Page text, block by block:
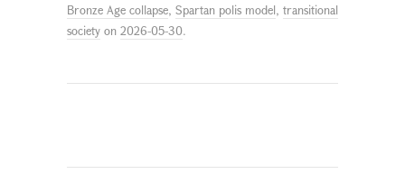
Bronze Age collapse, Spartan polis model, transitional
society on 2026-05-30.